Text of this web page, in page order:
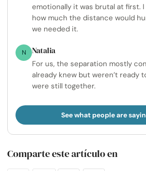
emotionally it was brutal at first. I
how much the distance would
we needed it.
N Natalia
For us, the separation mostly
already knew but weren’t ready
were still together.
See what people are
Comparte este artículo en